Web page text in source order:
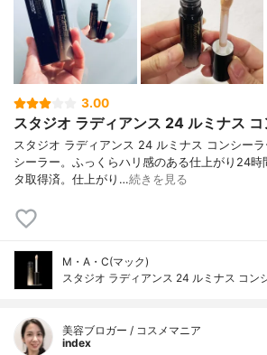
3.00
スタジオ ラディアンス 24 ルミナス
スタジオ ラディアンス 24 ルミナス コンシー
シーラー。ふっくらハリ感のある仕上がり24
タ取得済。仕上がり…続きを見る
M・A・C(マック)
スタジオ ラディアンス 24 ルミナス コン
美容ブロガー / コスメマニア
index